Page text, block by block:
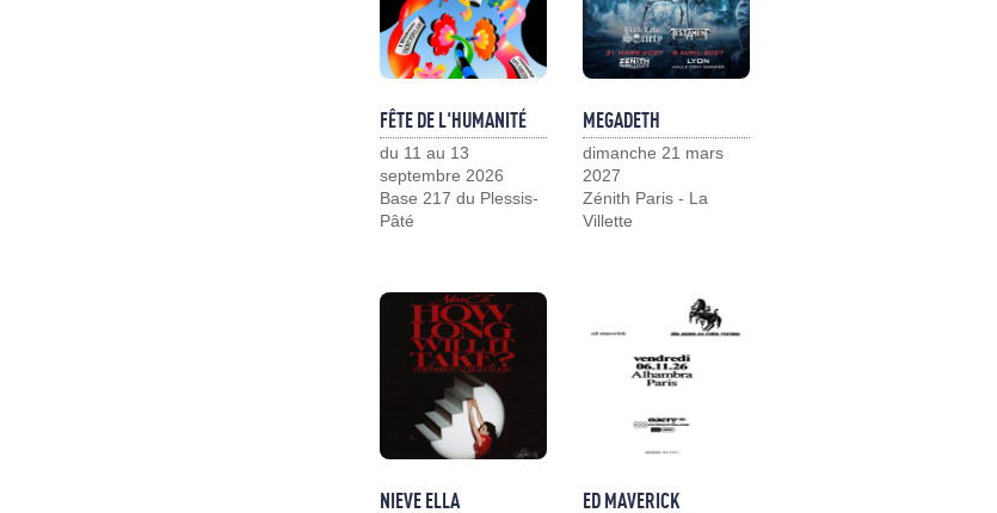
FÊTE DE L'HUMANITÉ
du 11 au 13
septembre 2026
Base 217 du Plessis-
Pâté
MEGADETH
dimanche 21 mars
2027
Zénith Paris - La
Villette
NIEVE ELLA ED MAVERICK